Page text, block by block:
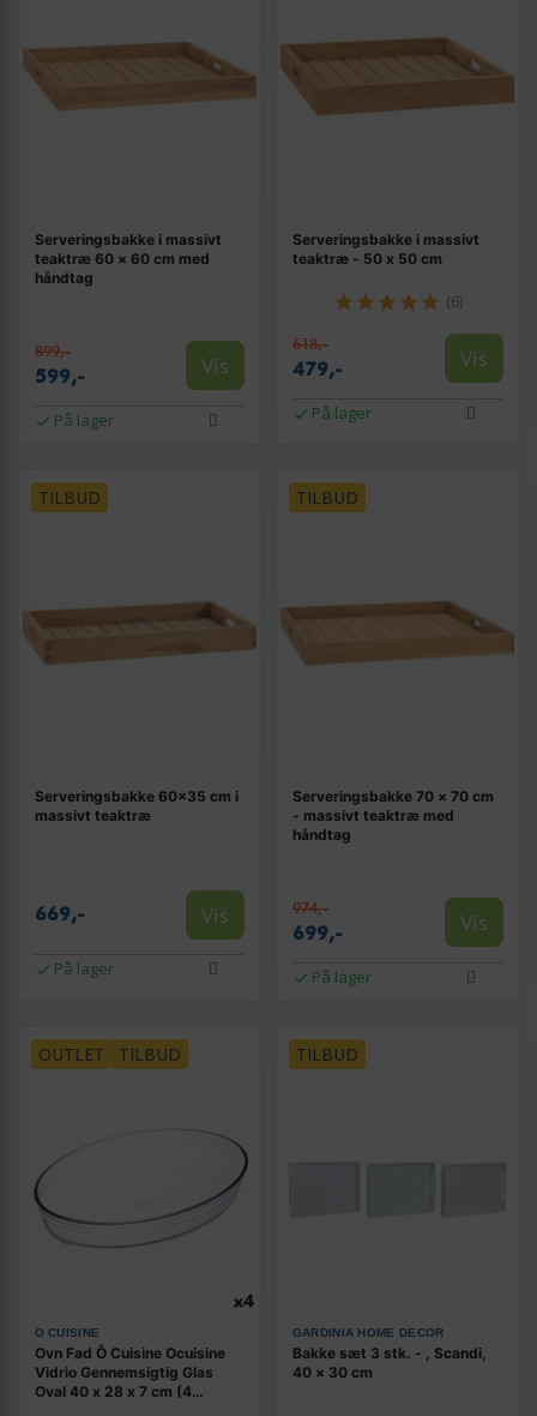
Serveringsbakke i massivt
teaktræ 60 × 60 cm med
håndtag
899,-
599,- Vis
På lager
Serveringsbakke i massivt
teaktræ - 50 x 50 cm
(6)
618,-
479,- Vis
På lager
TILBUD
Serveringsbakke 60×35 cm i
massivt teaktræ
669,- Vis
På lager
TILBUD
Serveringsbakke 70 × 70 cm
- massivt teaktræ med
håndtag
974,-
699,- Vis
På lager
OUTLET TILBUD
O CUISINE
Ovn Fad Ô Cuisine Ocuisine
Vidrio Gennemsigtig Glas
Oval 40 x 28 x 7 cm (4
TILBUD
GARDINIA HOME DECOR
Bakke sæt 3 stk. - , Scandi,
40 × 30 cm